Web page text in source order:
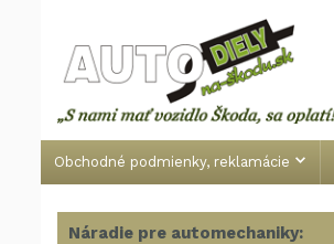
Obchodné podmienky, reklamácie
Náradie pre automechaniky: